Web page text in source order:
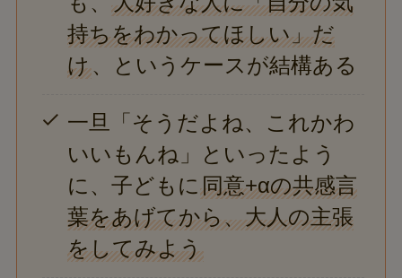
持ちをわかってほしい」だ
け、というケースが結構ある
一旦「そうだよね、これかわ
いいもんね」といったよう
に、子どもに同意+αの共感言
葉をあげてから、大人の主張
をしてみよう